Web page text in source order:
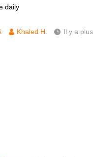
daily
Khaled H. Il y a